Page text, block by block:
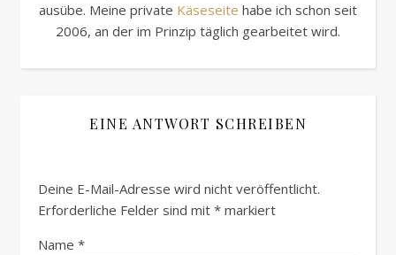
ausübe. Meine private Käseseite habe ich schon seit
2006, an der im Prinzip täglich gearbeitet wird.
EINE ANTWORT SCHREIBEN
Deine E-Mail-Adresse wird nicht veröffentlicht.
Erforderliche Felder sind mit * markiert
Name *